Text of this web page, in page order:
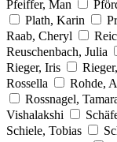
Pfeiffer, Man
Plath, Karin
Raab, Cheryl
Reuschenbach, Julia
Rieger, Iris
Rossella
Rohde,
Rossnagel,
Vishalakshi
Schiele, Tobias